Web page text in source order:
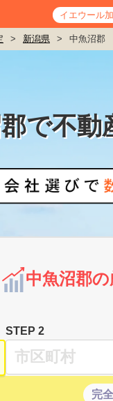
イエウール
> 新潟県 > 中魚沼郡
で不
中魚沼郡
STEP 2
完